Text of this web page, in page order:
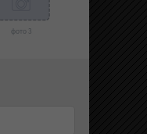
фото 3